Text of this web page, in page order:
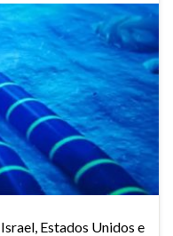
Estados Unidos e